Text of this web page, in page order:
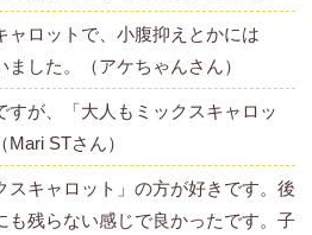
ャロットで、小腹抑えとかには
ました。（アケちゃんさん）
すが、「大人もミックスキャロッ
STさん）
スキャロット」の方が好きです。後
も残らない感じで良かったです。子